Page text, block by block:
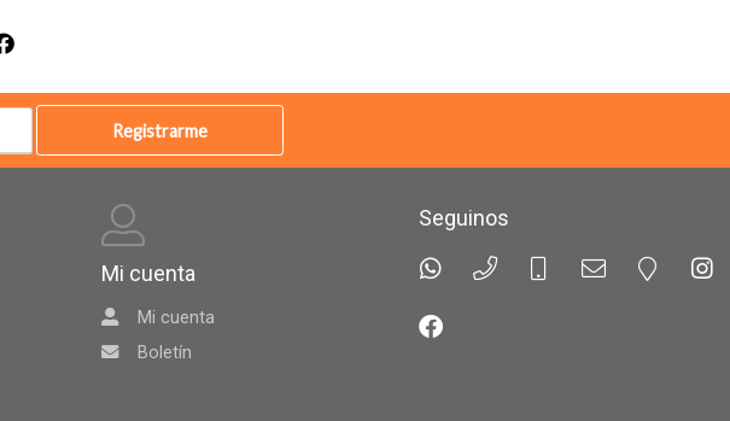
Registrarme
Mi cuenta
Mi cuenta
Boletín
Seguinos